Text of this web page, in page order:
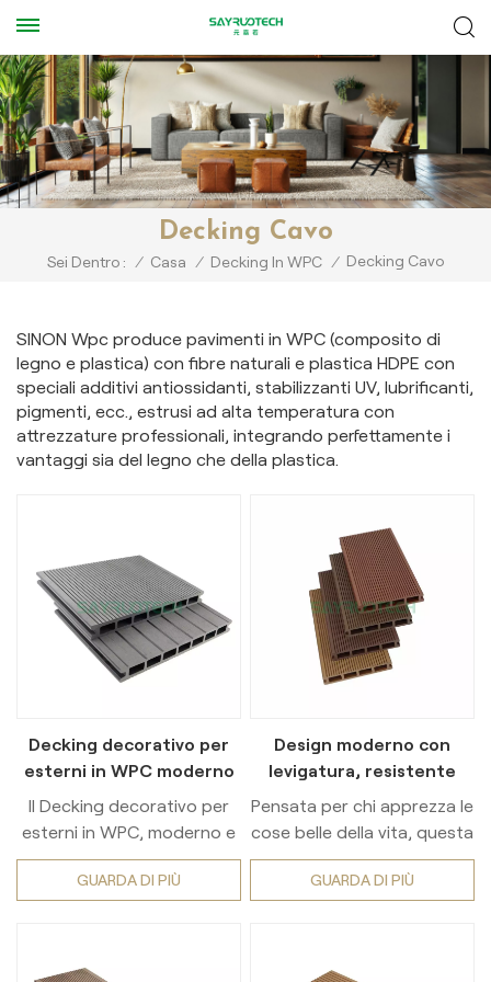
Decking Cavo
Sei Dentro : / Casa / Decking In WPC / Decking Cavo
SINON Wpc produce pavimenti in WPC (composito di
legno e plastica) con fibre naturali e plastica HDPE con
speciali additivi antiossidanti, stabilizzanti UV, lubrificanti,
pigmenti, ecc., estrusi ad alta temperatura con
attrezzature professionali, integrando perfettamente i
vantaggi sia del legno che della plastica.
Decking decorativo per
esterni in WPC moderno
e strutturato
Il Decking decorativo per
esterni in WPC, moderno e
testurizzato, è un
pavimento per esterni che
funzionalità pratica.
GUARDA DI PIÙ
Design moderno con
levigatura, resistente
pavimentazione in
composito legno-plastica
Pensata per chi apprezza le
cose belle della vita, questa
pavimentazione di alta
qualità vanta una finitura
GUARDA DI PIÙ